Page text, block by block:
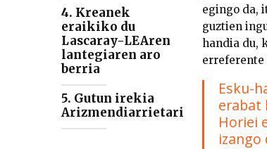
4. Kreanek
eraikiko du
Lascaray-LEAren
lantegiaren aro
berria
5. Gutun irekia
Arizmendiarrietari
egingo da,
guztien
handia du,
erreferente
Esku-
erabat
Horiei
izango